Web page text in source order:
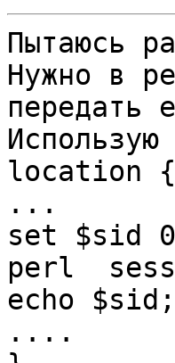
Пытаюсь
Нужно в
передать
location {
...
set $sid
perl
echo $sid;
....